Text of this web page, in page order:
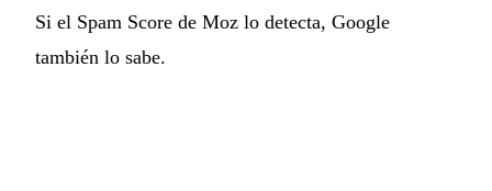
Si el Spam Score de Moz lo detecta, Google
también lo sabe.